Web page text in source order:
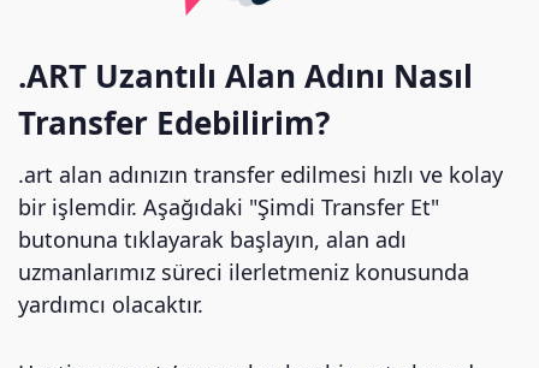
.ART Uzantılı Alan Adını Nasıl
Transfer Edebilirim?
.art alan adınızın transfer edilmesi hızlı ve kolay
bir işlemdir. Aşağıdaki "Şimdi Transfer Et"
butonuna tıklayarak başlayın, alan adı
uzmanlarımız süreci ilerletmeniz konusunda
yardımcı olacaktır.